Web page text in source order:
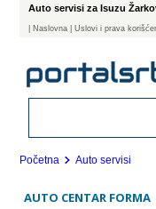
Auto servisi za Isuzu
Naslovna | Uslovi i prava
Početna Auto servisi
AUTO CENTAR FORMA